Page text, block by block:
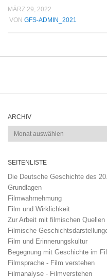
MÄRZ 29, 2022
VON GFS-ADMIN_2021
ARCHIV
Archiv
SEITENLISTE
Die Deutsche Geschichte des
Grundlagen
Filmwahrnehmung
Film und Wirklichkeit
Zur Arbeit mit filmischen Quellen
Filmische
Film und Erinnerungskultur
Begegnung mit Geschichte im
Filmsprache - Film verstehen
Filmanalyse - Filmverstehen